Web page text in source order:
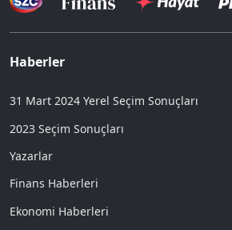
Haberler
31 Mart 2024 Yerel Seçim Sonuçları
2023 Seçim Sonuçları
Yazarlar
Finans Haberleri
Ekonomi Haberleri